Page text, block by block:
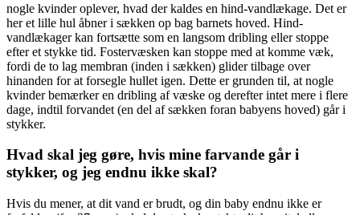
nogle kvinder oplever, hvad der kaldes en hind-vandlækage. Det er
her et lille hul åbner i sækken op bag barnets hoved. Hind-
vandlækager kan fortsætte som en langsom dribling eller stoppe
efter et stykke tid. Fostervæsken kan stoppe med at komme væk,
fordi de to lag membran (inden i sækken) glider tilbage over
hinanden for at forsegle hullet igen. Dette er grunden til, at nogle
kvinder bemærker en dribling af væske og derefter intet mere i flere
dage, indtil forvandet (en del af sækken foran babyens hoved) går i
stykker.
Hvad skal jeg gøre, hvis mine farvande går i
stykker, og jeg endnu ikke skal?
Hvis du mener, at dit vand er brudt, og din baby endnu ikke er